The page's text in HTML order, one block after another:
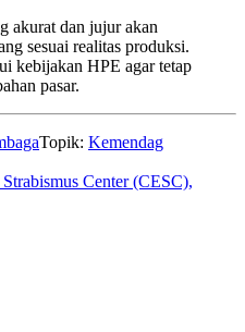
akurat dan jujur akan
sesuai realitas produksi.
kebijakan HPE agar tetap
pasar.
Topik: Kemendag
Center (CESC),